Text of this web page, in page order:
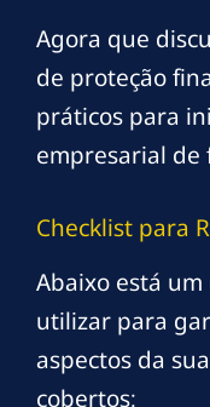
Agora que
de proteção
práticos para
empresarial de
Checklist para
Abaixo está
utilizar para
aspectos da
cobertos: